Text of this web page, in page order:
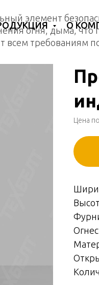
О
элемент
огня, дыма,
требованиям
Цена